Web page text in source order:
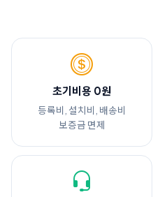
초기비용 0원
등록비, 설치비, 배송비
보증금 면제